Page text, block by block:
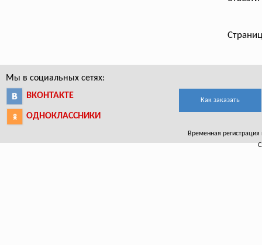
Мы в социальных сетях:
ВКОНТАКТЕ
ОДНОКЛАССНИКИ
Как заказать
Временная